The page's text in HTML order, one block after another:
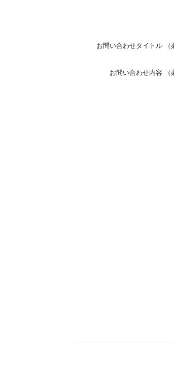
お問い合わせタイトル （
お問い合わせ内容 （